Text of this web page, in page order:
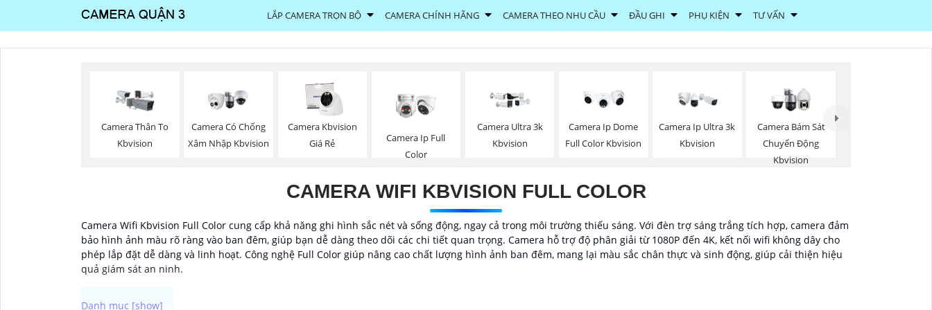
LẮP CAMERA TRỌN BỘ CAMERA CHÍNH HÃNG CAMERA THEO NHU CẦU ĐẦU GHI PHỤ KIỆN TƯ VẤN
Camera Thân To
Kbvision
Camera Có Chống
Xâm Nhập Kbvision
Camera Kbvision
Giá Rẻ
Camera Ip Full
Color
Camera Ultra 3k
Kbvision
Camera Ip Dome
Full Color Kbvision
Camera Ip Ultra 3k
Kbvision
Camera Bám Sát
Chuyển Động
Kbvision
CAMERA WIFI KBVISION FULL COLOR
Camera Wifi Kbvision Full Color cung cấp khả năng ghi hình sắc nét và sống động, ngay cả trong môi trường thiếu sáng. Với đèn trợ sáng trắng tích hợp, camera đảm
bảo hình ảnh màu rõ ràng vào ban đêm, giúp bạn dễ dàng theo dõi các chi tiết quan trọng. Camera hỗ trợ độ phân giải từ 1080P đến 4K, kết nối wifi không dây cho
phép lắp đặt dễ dàng và linh hoạt. Công nghệ Full Color giúp nâng cao chất lượng hình ảnh ban đêm, mang lại màu sắc chân thực và sinh động, giúp cải thiện hiệu
quả giám sát an ninh.